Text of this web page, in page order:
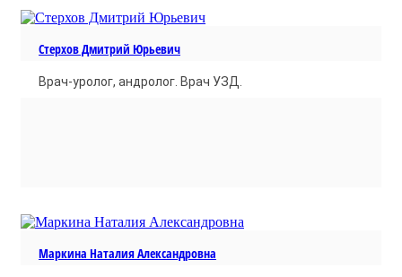
Стерхов Дмитрий Юрьевич
Врач-уролог, андролог. Врач УЗД.
Маркина Наталия Александровна